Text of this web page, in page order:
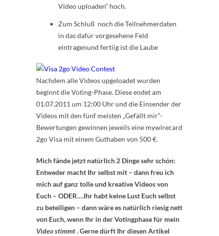
Video uploaden“ hoch.
Zum Schluß noch die Teilnehmerdaten
in das dafür vorgesehene Feld
eintragenund fertiig ist die Laube
Nachdem alle Videos upgeloadet wurden
beginnt die Voting-Phase. Diese endet am
01.07.2011 um 12:00 Uhr und die Einsender der
Videos mit den fünf meisten „Gefällt mir“-
Bewertungen gewinnen jeweils eine mywirecard
2go Visa mit einem Guthaben von 500 €.
Mich fände jetzt natürlich 2 Dinge sehr schön:
Entweder macht Ihr selbst mit – dann freu ich
mich auf ganz tolle und kreative Videos von
Euch – ODER….Ihr habt keine Lust Euch selbst
zu beteiligen – dann wäre es natürlich riesig nett
von Euch, wenn Ihr in der Votingphase für mein
Video stimmt. Gerne dürft Ihr diesen Artikel